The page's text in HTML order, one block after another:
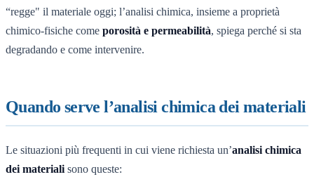
“regge" il materiale oggi; l’analisi chimica, insieme a proprietà
chimico-fisiche come porosità e permeabilità, spiega perché si sta
degradando e come intervenire.
Quando serve l’analisi chimica dei materiali
Le situazioni più frequenti in cui viene richiesta un’analisi chimica
dei materiali sono queste: